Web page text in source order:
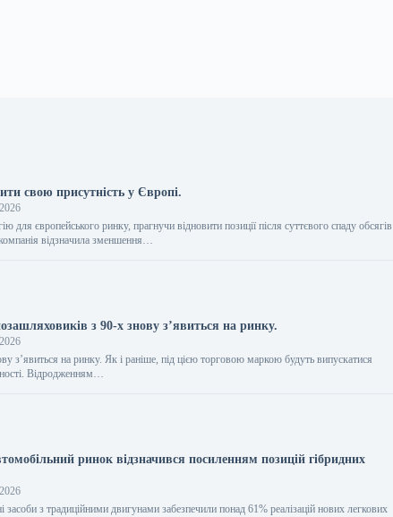
свою присутність у Європі.
для європейського ринку, прагнучи відновити позиції після суттєвого спаду обсягів
відзначила зменшення…
з 90-х знову з’явиться на ринку.
з’явиться на ринку. Як і раніше, під цією торговою маркою будуть випускатися
Відродженням…
ринок відзначився посиленням позицій гібридних
засоби з традиційними двигунами забезпечили понад 61% реалізацій нових легкових